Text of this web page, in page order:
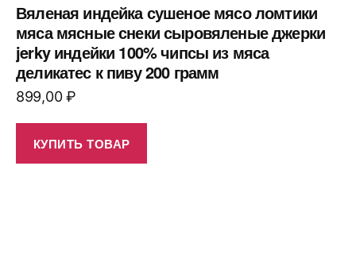
Вяленая индейка сушеное мясо ломтики
мяса мясные снеки сыровяленые джерки
jerky индейки 100% чипсы из мяса
деликатес к пиву 200 грамм
899,00₽
КУПИТЬ ТОВАР